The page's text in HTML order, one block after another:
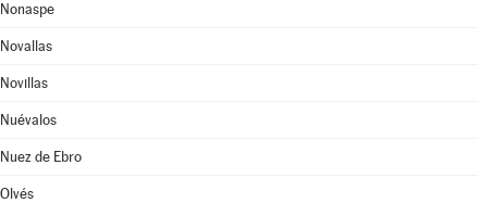
Nonaspe
Novallas
Novillas
Nuévalos
Nuez de Ebro
Olvés